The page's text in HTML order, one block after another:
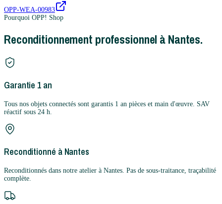
OPP-WEA-00983
Pourquoi OPP! Shop
Reconditionnement professionnel à Nantes.
Garantie 1 an
Tous nos objets connectés sont garantis 1 an pièces et main d'œuvre. SAV
réactif sous 24 h.
Reconditionné à Nantes
Reconditionnés dans notre atelier à Nantes. Pas de sous-traitance, traçabilité
complète.